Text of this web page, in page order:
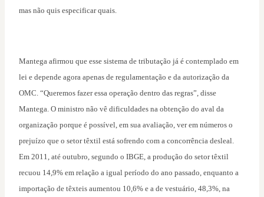
mas não quis especificar quais.
Mantega afirmou que esse sistema de tributação já é contemplado em
lei e depende agora apenas de regulamentação e da autorização da
OMC. “Queremos fazer essa operação dentro das regras”, disse
Mantega. O ministro não vê dificuldades na obtenção do aval da
organização porque é possível, em sua avaliação, ver em números o
prejuízo que o setor têxtil está sofrendo com a concorrência desleal.
Em 2011, até outubro, segundo o IBGE, a produção do setor têxtil
recuou 14,9% em relação a igual período do ano passado, enquanto a
importação de têxteis aumentou 10,6% e a de vestuário, 48,3%, na